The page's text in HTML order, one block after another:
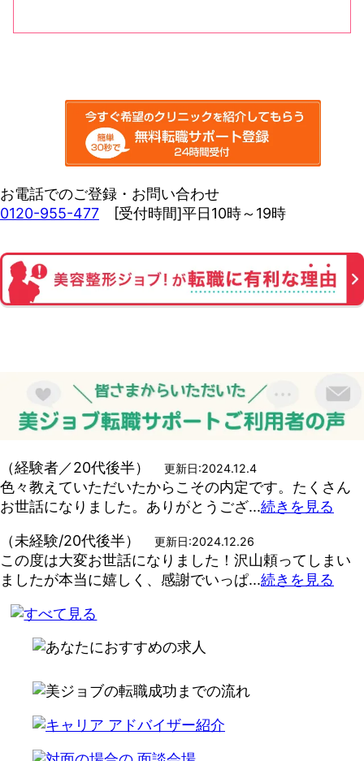
お電話でのご登録・お問い合わせ
0120-955-477 [受付時間]平日10時～19時
（経験者／20代後半） 更新日:2024.12.4
色々教えていただいたからこその内定です。たくさん
お世話になりました。ありがとうござ...続きを見る
（未経験/20代後半）
更新日:2024.12.26
この度は大変お世話になりました！沢山頼ってしまい
ましたが本当に嬉しく、感謝でいっぱ...続きを見る
write alternate html code here for ad insignt server
not respond